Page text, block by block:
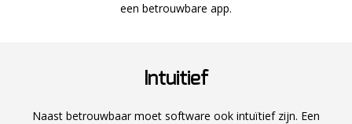
een betrouwbare app.
Intuitief
Naast betrouwbaar moet software ook intuïtief zijn. Een